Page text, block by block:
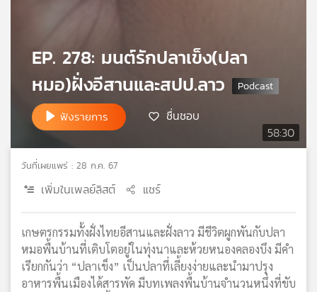
แผนที่
ข่าย
58:30
EP. 278: มนต์รักปลาเข็ง(ปลา
หมอ)ฝั่งอีสานและสปป.ลาว
ฟังรายการ ชื่นชอบ
วันที่เผยแพร่ : 28 ก.ค. 67
เพิ่มในเพลย์ลิสต์ แชร์
เกษตรกรรมทั้งฝั่งไทยอีสานและฝั่งลาว มีชีวิตผูกพันกับปลา
หมอพื้นบ้านที่เติบโตอยู่ในทุ่งนาและห้วยหนองคลองบึง มีคำ
เรียกกันว่า “ปลาเข็ง” เป็นปลาที่เลี้ยงง่ายและนำมาปรุง
อาหารพื้นเมืองได้สารพัด มีบทเพลงพื้นบ้านจำนวนหนึ่งที่ขับ